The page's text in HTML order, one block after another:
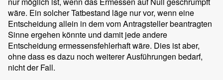
wäre. Ein solcher Tatbestand läge nur vor, wenn eine
Entscheidung allein in dem vom Antragsteller beantragten
Sinne ergehen könnte und damit jede andere
Entscheidung ermessensfehlerhaft wäre. Dies ist aber,
ohne dass es dazu noch weiterer Ausführungen bedarf,
nicht der Fall.